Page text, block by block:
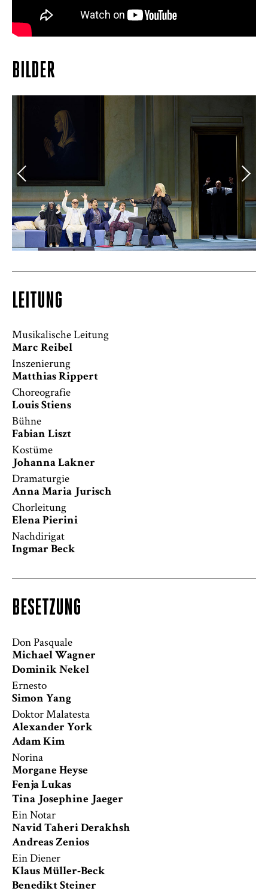
BILDER
LEITUNG
Musikalische Leitung
Marc Reibel
Inszenierung
Matthias Rippert
Choreografie
Louis Stiens
Bühne
Fabian Liszt
Kostüme
Johanna Lakner
Dramaturgie
Anna Maria Jurisch
Chorleitung
Elena Pierini
Nachdirigat
Ingmar Beck
BESETZUNG
Don Pasquale
Michael Wagner
Dominik Nekel
Ernesto
Simon Yang
Doktor Malatesta
Alexander York
Adam Kim
Norina
Morgane Heyse
Fenja Lukas
Tina Josephine Jaeger
Ein Notar
Navid Taheri Derakhsh
Andreas Zenios
Ein Diener
Klaus Müller-Beck
Benedikt Steiner